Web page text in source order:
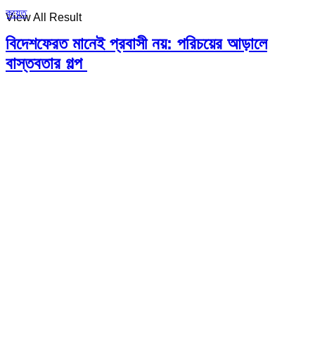
View All Result
কুয়েত
বিদেশফেরত মানেই প্রবাসী নয়: পরিচয়ের আড়ালে
বাস্তবতার গল্প